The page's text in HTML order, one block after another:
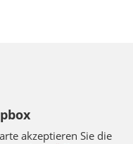
akzeptieren Sie die